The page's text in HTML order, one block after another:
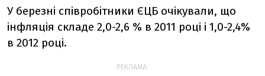
У березні співробітники ЄЦБ очікували, що
інфляція складе 2,0-2,6 % в 2011 році і 1,0-2,4%
в 2012 році.
РЕКЛАМА: